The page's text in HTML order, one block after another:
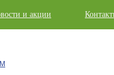
и акции